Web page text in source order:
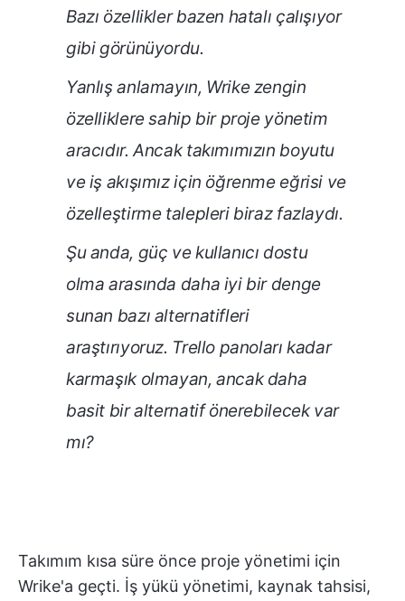
Bazı özellikler bazen hatalı çalışıyor
gibi görünüyordu.
Yanlış anlamayın, Wrike zengin
özelliklere sahip bir proje yönetim
aracıdır. Ancak takımımızın boyutu
ve iş akışımız için öğrenme eğrisi ve
özelleştirme talepleri biraz fazlaydı.
Şu anda, güç ve kullanıcı dostu
olma arasında daha iyi bir denge
sunan bazı alternatifleri
araştırıyoruz. Trello panoları kadar
karmaşık olmayan, ancak daha
basit bir alternatif önerebilecek var
mı?
Takımım kısa süre önce proje yönetimi için
Wrike'a geçti. İş yükü yönetimi, kaynak tahsisi,